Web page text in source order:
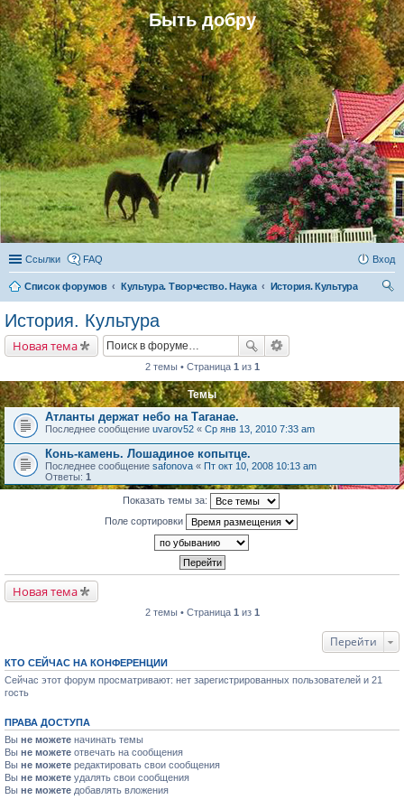
Быть добру
Ссылки FAQ Вход
Список форумов Культура. Творчество. Наука
История. Культура
История. Культура
Новая тема
2 темы • Страница 1 из 1
Темы
Атланты держат небо на Таганае.
Последнее сообщение uvarov52 « Ср янв 13, 2010 7:33 am
Конь-камень. Лошадиное копытце.
Последнее сообщение safonova « Пт окт 10, 2008 10:13 am
Ответы: 1
Показать темы за:
Поле сортировки
Новая тема
2 темы • Страница 1 из 1
Перейти
КТО СЕЙЧАС НА КОНФЕРЕНЦИИ
Сейчас этот форум просматривают: нет зарегистрированных пользователей и 21
гость
ПРАВА ДОСТУПА
Вы не можете начинать темы
Вы не можете отвечать на сообщения
Вы не можете редактировать свои сообщения
Вы не можете удалять свои сообщения
Вы не можете добавлять вложения